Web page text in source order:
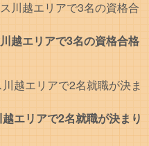
越エリアで3名の資格合格
エリアで2名就職が決まり